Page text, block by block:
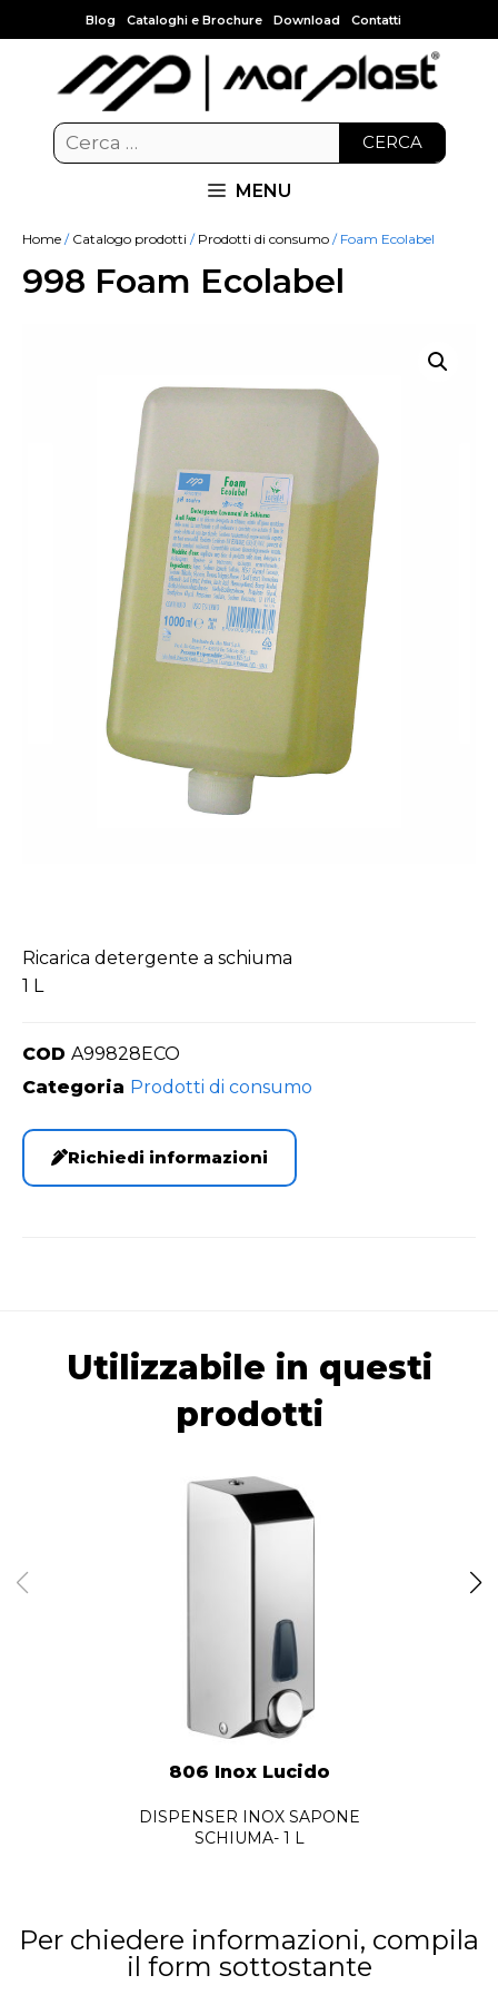
Blog Cataloghi e Brochure Download Contatti
CERCA
MENU
Home / Catalogo prodotti / Prodotti di consumo / Foam Ecolabel
998 Foam Ecolabel
Ricarica detergente a schiuma
1 L
COD A99828ECO
Categoria Prodotti di consumo
Richiedi informazioni
Utilizzabile in questi
prodotti
806 Inox Lucido
DISPENSER INOX SAPONE
SCHIUMA- 1 L
Per chiedere informazioni, compila
il form sottostante